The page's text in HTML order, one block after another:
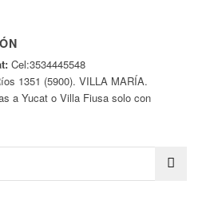
Cel:3534445548
1351 (5900). VILLA MARÍA.
a Yucat o Villa Fiusa solo con